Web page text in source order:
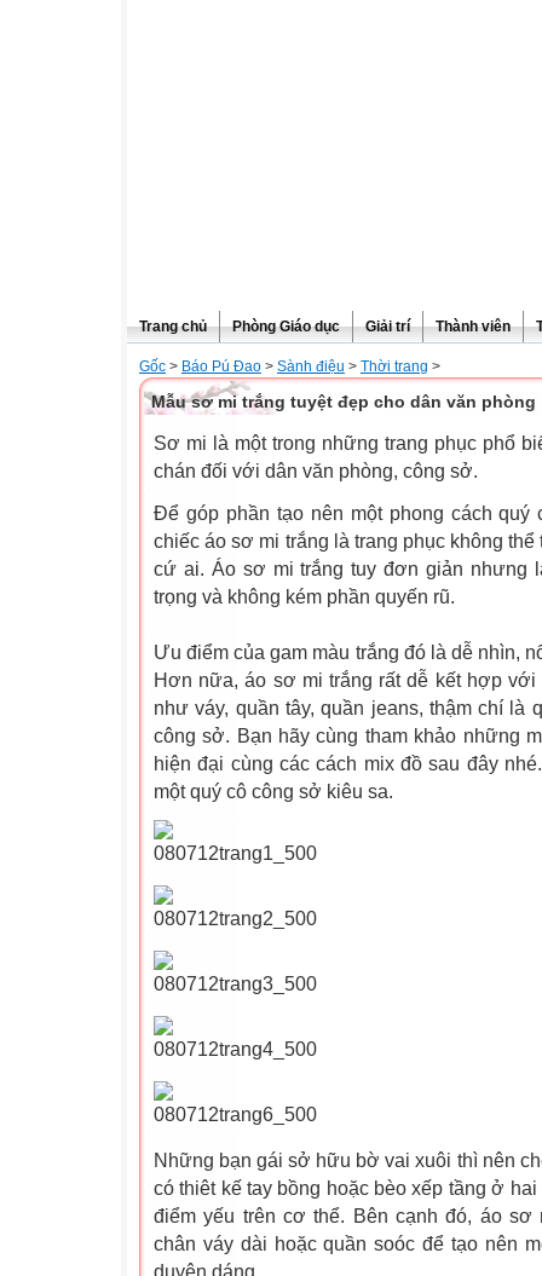
Trang chủ Phòng Giáo dục Giải trí Thành viên
Gốc > Báo Pú Đao > Sành điệu > Thời trang >
Mẫu sơ mi trắng tuyệt đẹp cho dân văn phòng
Sơ mi là một trong những trang phục phổ
chán đối với dân văn phòng, công sở.
Để góp phần tạo nên một phong cách
chiếc áo sơ mi trắng là trang phục không
cứ ai. Áo sơ mi trắng tuy đơn giản nhưng
trọng và không kém phần quyến rũ.
Ưu điểm của gam màu trắng đó là dễ nhìn,
Hơn nữa, áo sơ mi trắng rất dễ kết hợp
như váy, quần tây, quần jeans, thậm chí là
công sở. Bạn hãy cùng tham khảo những
hiện đại cùng các cách mix đồ sau đây
một quý cô công sở kiêu sa.
Những bạn gái sở hữu bờ vai xuôi thì nên
có thiêt kế tay bồng hoặc bèo xếp tầng ở
điểm yếu trên cơ thể. Bên cạnh đó, áo sơ
chân váy dài hoặc quần soóc để tạo nên
duyên dáng.